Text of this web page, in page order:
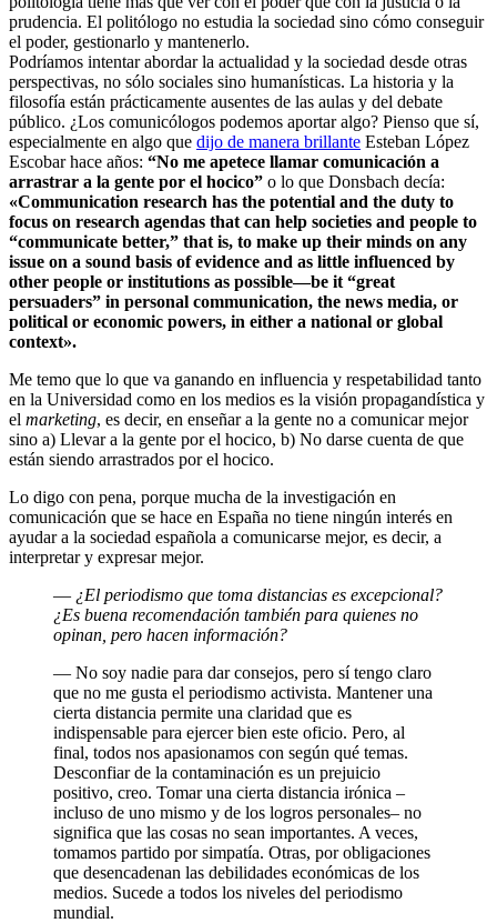
prudencia. El politólogo no estudia la sociedad sino cómo conseguir
el poder, gestionarlo y mantenerlo.
Podríamos intentar abordar la actualidad y la sociedad desde otras
perspectivas, no sólo sociales sino humanísticas. La historia y la
filosofía están prácticamente ausentes de las aulas y del debate
público. ¿Los comunicólogos podemos aportar algo? Pienso que sí,
especialmente en algo que dijo de manera brillante Esteban López
Escobar hace años: “No me apetece llamar comunicación a
arrastrar a la gente por el hocico” o lo que Donsbach decía:
«Communication research has the potential and the duty to
focus on research agendas that can help societies and people to
“communicate better,” that is, to make up their minds on any
issue on a sound basis of evidence and as little influenced by
other people or institutions as possible—be it “great
persuaders” in personal communication, the news media, or
political or economic powers, in either a national or global
context».
Me temo que lo que va ganando en influencia y respetabilidad tanto
en la Universidad como en los medios es la visión propagandística y
el marketing, es decir, en enseñar a la gente no a comunicar mejor
sino a) Llevar a la gente por el hocico, b) No darse cuenta de que
están siendo arrastrados por el hocico.
Lo digo con pena, porque mucha de la investigación en
comunicación que se hace en España no tiene ningún interés en
ayudar a la sociedad española a comunicarse mejor, es decir, a
interpretar y expresar mejor.
— ¿El periodismo que toma distancias es excepcional?
¿Es buena recomendación también para quienes no
opinan, pero hacen información?
— No soy nadie para dar consejos, pero sí tengo claro
que no me gusta el periodismo activista. Mantener una
cierta distancia permite una claridad que es
indispensable para ejercer bien este oficio. Pero, al
final, todos nos apasionamos con según qué temas.
Desconfiar de la contaminación es un prejuicio
positivo, creo. Tomar una cierta distancia irónica –
incluso de uno mismo y de los logros personales– no
significa que las cosas no sean importantes. A veces,
tomamos partido por simpatía. Otras, por obligaciones
que desencadenan las debilidades económicas de los
medios. Sucede a todos los niveles del periodismo
mundial.